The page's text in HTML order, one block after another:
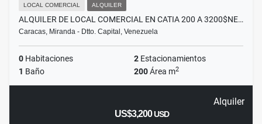
LOCAL COMERCIAL ALQUILER
ALQUILER DE LOCAL COMERCIAL EN CATIA 200 A 3200$NE…
Caracas, Miranda - Dtto. Capital, Venezuela
0 Habitaciones 2 Estacionamientos
1 Baño 200Área m2
Alquiler
US$3,200USD